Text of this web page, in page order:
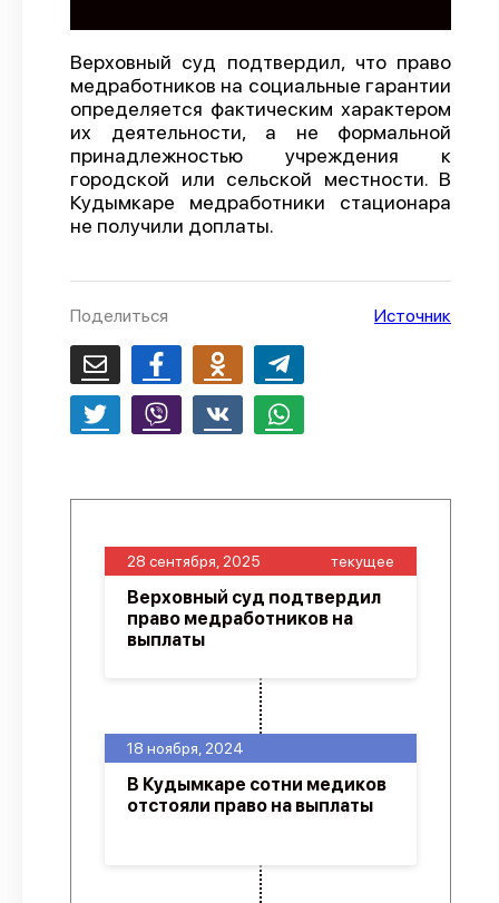
О проекте
Политика конфиденциальности
Верховный суд подтвердил, что право
медработников на социальные гарантии
определяется фактическим характером
их деятельности, а не формальной
принадлежностью учреждения к
городской или сельской местности. В
Кудымкаре медработники стационара
не получили доплаты.
Поделиться Источник
18 ноября, 2024
В Кудымкаре сотни медиков
отстояли право на выплаты
28 сентября, 2025 текущее
Верховный суд подтвердил
право медработников на
выплаты